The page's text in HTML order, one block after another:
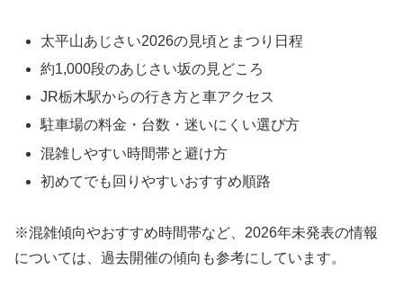
太平山あじさい2026の見頃とまつり日程
約1,000段のあじさい坂の見どころ
JR栃木駅からの行き方と車アクセス
駐車場の料金・台数・迷いにくい選び方
混雑しやすい時間帯と避け方
初めてでも回りやすいおすすめ順路
※混雑傾向やおすすめ時間帯など、2026年未発表の情報
については、過去開催の傾向も参考にしています。